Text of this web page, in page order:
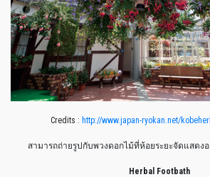
Credits : http://www.japan-ryokan.net/
สามารถถ่ายรูปกับพวงดอกไม้ที่ห้อยระยะจัดแสดงอ
Herbal Footbath